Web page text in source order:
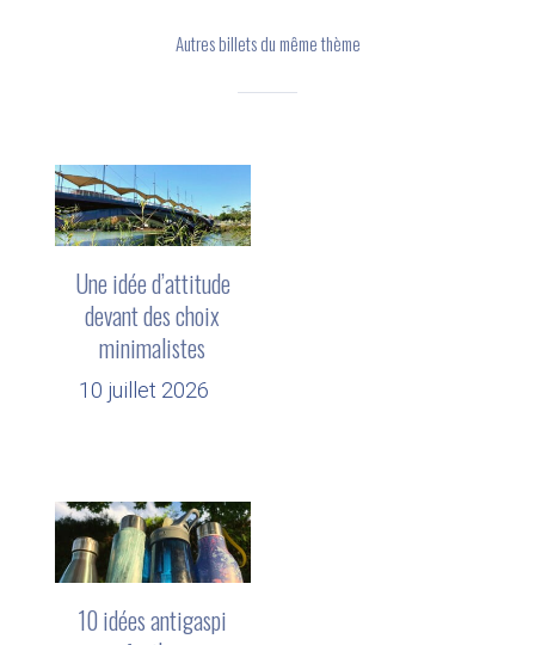
Autres billets du même thème
Une idée d’attitude
devant des choix
minimalistes
10 juillet 2026
10 idées antigaspi